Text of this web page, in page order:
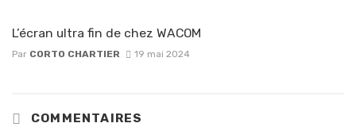
L’écran ultra fin de chez WACOM
Par CORTO CHARTIER 19 mai 2024
COMMENTAIRES